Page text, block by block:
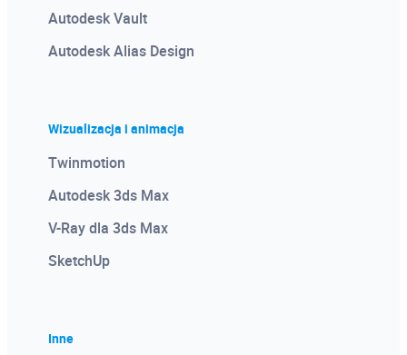
Autodesk Vault
Autodesk Alias Design
Wizualizacja i animacja
Twinmotion
Autodesk 3ds Max
V-Ray dla 3ds Max
SketchUp
Inne